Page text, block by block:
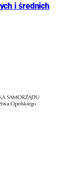
i średnich